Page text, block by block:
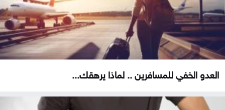
العدو الخفي للمسافرين .. لماذا يرهقك...